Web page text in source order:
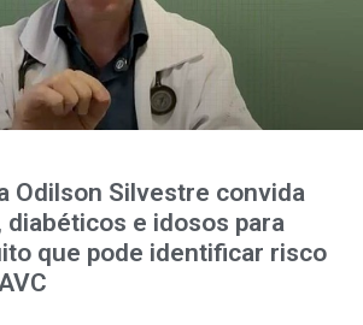
Odilson Silvestre convida
e idosos para
que pode identificar risco